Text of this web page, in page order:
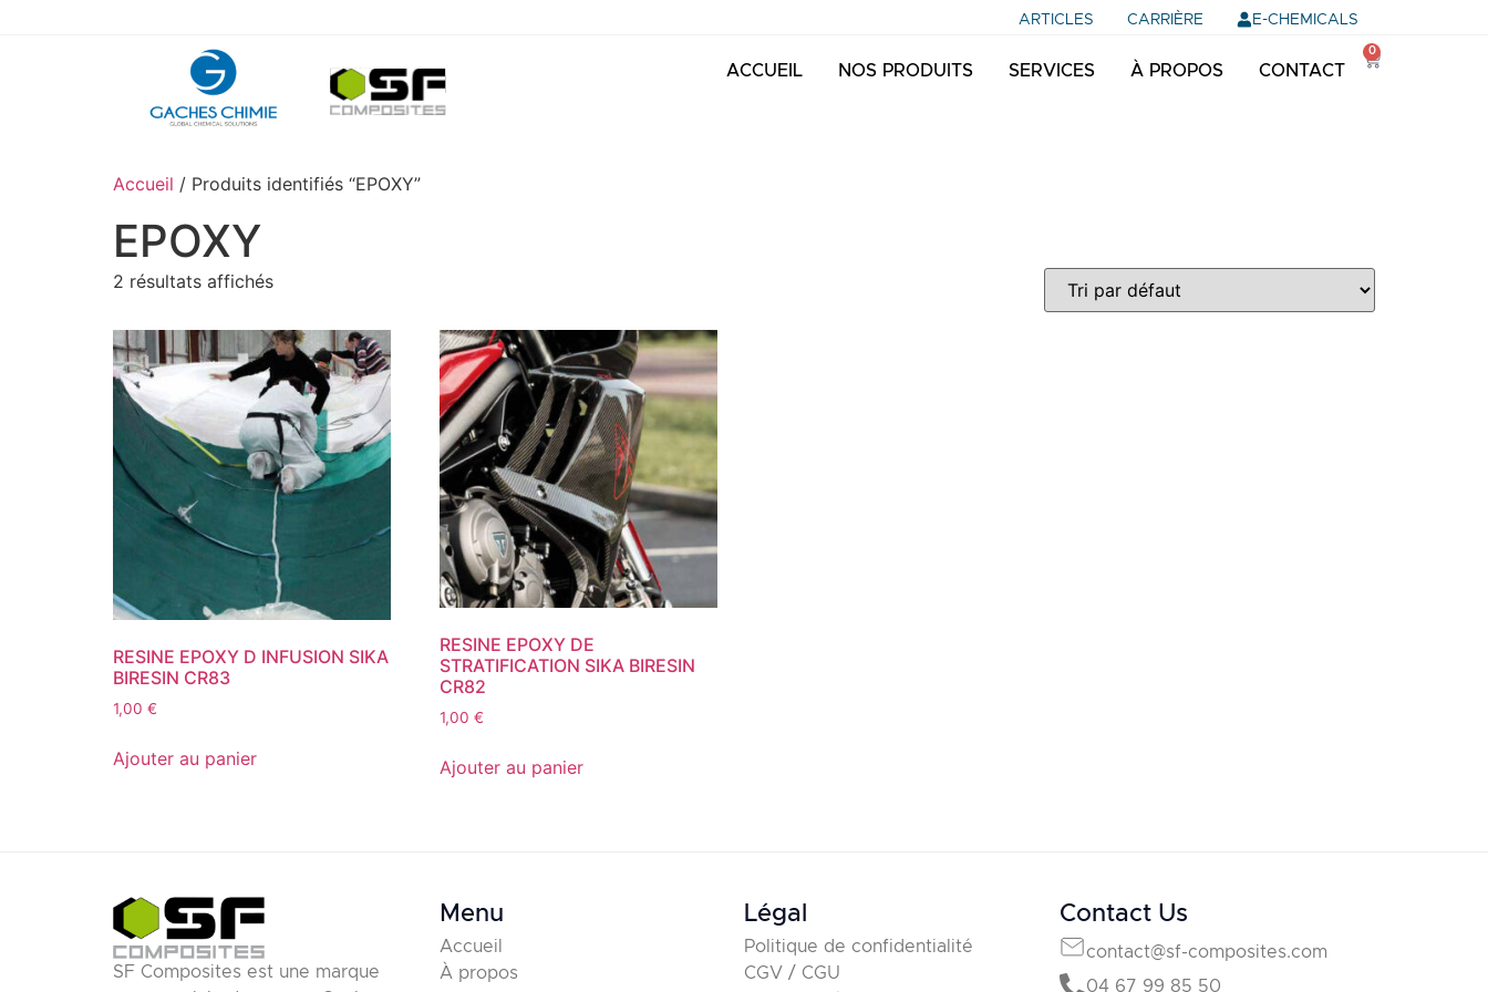
E-CHEMICALS
CARRIÈRE
ARTICLES
0
ACCUEIL NOS PRODUITS SERVICES À PROPOS CONTACT
Accueil / Produits identifiés “EPOXY”
EPOXY
2 résultats affichés
RESINE EPOXY D INFUSION SIKA
BIRESIN CR83
1,00 €
Ajouter au panier
RESINE EPOXY DE
STRATIFICATION SIKA BIRESIN
CR82
1,00 €
Ajouter au panier
SF Composites est une marque
Menu
Accueil
À propos
Légal
Politique de confidentialité
CGV / CGU
Contact Us
contact@sf-composites.com
04 67 99 85 50